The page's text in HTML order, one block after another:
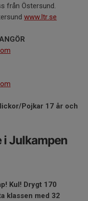
från Östersund.
www.ltr.se
Pojkar 17 år och
i Julkampen
Kul! Drygt 170
klassen med 32